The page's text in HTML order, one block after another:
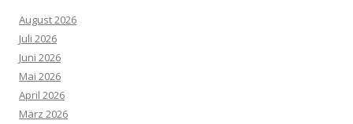
August 2026
Juli 2026
Juni 2026
Mai 2026
April 2026
März 2026